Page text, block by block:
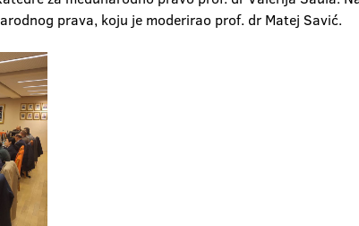
prava, koju je moderirao prof. dr Matej Savić.